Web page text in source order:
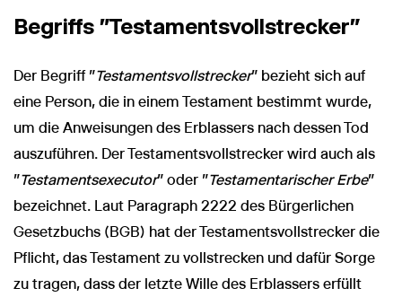
Begriffs "Testamentsvollstrecker"
Der Begriff "Testamentsvollstrecker" bezieht sich auf
eine Person, die in einem Testament bestimmt wurde,
um die Anweisungen des Erblassers nach dessen Tod
auszuführen. Der Testamentsvollstrecker wird auch als
"Testamentsexecutor" oder "Testamentarischer Erbe"
bezeichnet. Laut Paragraph 2222 des Bürgerlichen
Gesetzbuchs (BGB) hat der Testamentsvollstrecker die
Pflicht, das Testament zu vollstrecken und dafür Sorge
zu tragen, dass der letzte Wille des Erblassers erfüllt